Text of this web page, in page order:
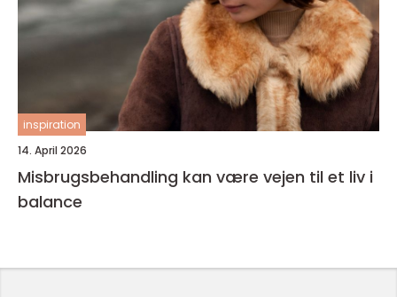
inspiration
14. April 2026
Misbrugsbehandling kan være vejen til et liv i
balance